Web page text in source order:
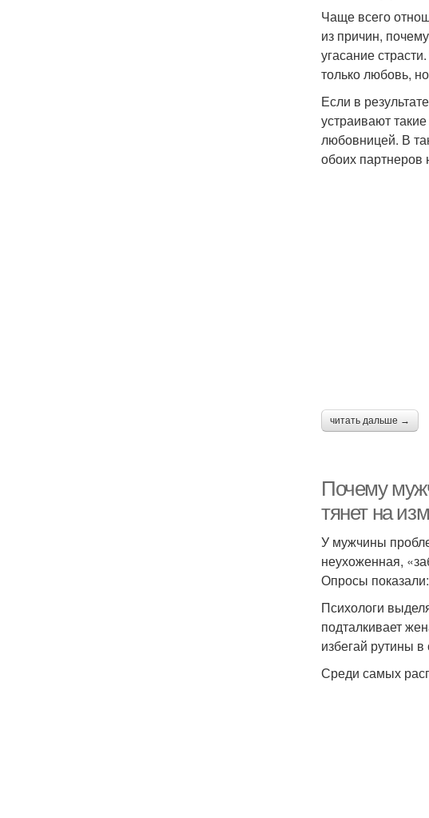
Чаще всего
из причин,
угасание
только любовь,
Если в
устраивают
любовницей. В
обоих
читать дальше →
Почему
тянет на
У мужчины
неухоженная,
Опросы
Психологи
подталкивает
избегай рутины
Среди самых